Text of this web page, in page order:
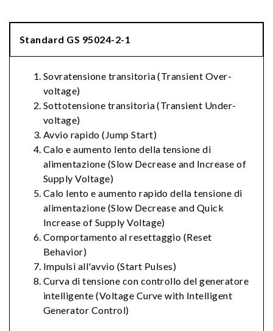
Standard GS 95024-2-1
Sovratensione transitoria (Transient Over-
voltage)
Sottotensione transitoria (Transient Under-
voltage)
Avvio rapido (Jump Start)
Calo e aumento lento della tensione di
alimentazione (Slow Decrease and Increase of
Supply Voltage)
Calo lento e aumento rapido della tensione di
alimentazione (Slow Decrease and Quick
Increase of Supply Voltage)
Comportamento al resettaggio (Reset
Behavior)
Impulsi all'avvio (Start Pulses)
Curva di tensione con controllo del generatore
intelligente (Voltage Curve with Intelligent
Generator Control)